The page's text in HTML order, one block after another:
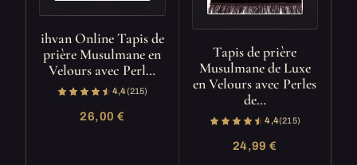
ihvan Online Tapis de
prière Musulmane en
Velours avec Perl…
4,4(215)
26,00 €
Tapis de prière
Musulmane de Luxe
en Velours avec Perles
de…
4,4(215)
24,99 €